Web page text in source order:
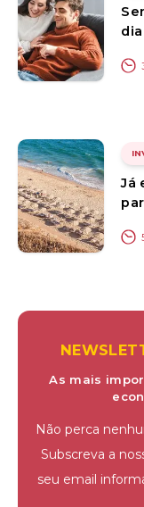
Já
As mais
Não perca
Subscreva a
seu email